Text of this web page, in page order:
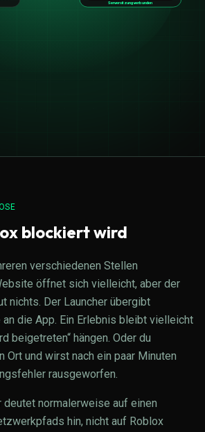
Serversitzung verbunden
blockiert wird
verschiedenen Stellen
öffnet sich vielleicht, aber der
nichts. Der Launcher übergibt
die App. Ein Erlebnis bleibt vielleicht
beigetreten“ hängen. Oder du
Ort und wirst nach ein paar Minuten
rausgeworfen.
normalerweise auf einen
hin, nicht auf Roblox